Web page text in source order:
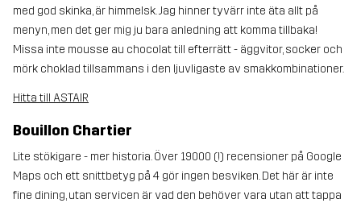
med god skinka, är himmelsk. Jag hinner tyvärr inte äta allt på
menyn, men det ger mig ju bara anledning att komma tillbaka!
Missa inte mousse au chocolat till efterrätt - äggvitor, socker och
mörk choklad tillsammans i den ljuvligaste av smakkombinationer.
Hitta till ASTAIR
Bouillon Chartier
Lite stökigare - mer historia. Över 19000 (!) recensioner på Google
Maps och ett snittbetyg på 4 gör ingen besviken. Det här är inte
fine dining, utan servicen är vad den behöver vara utan att tappa